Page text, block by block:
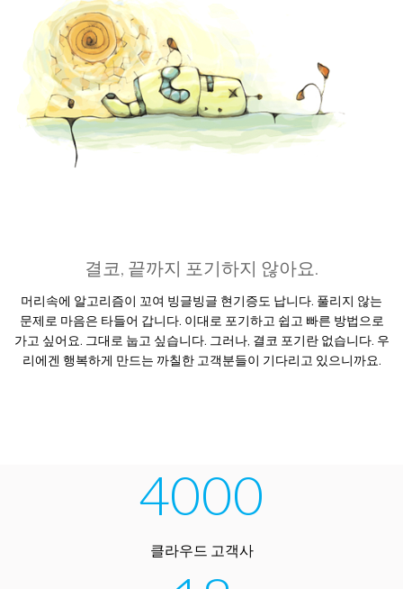
결코, 끝까지 포기하지 않아요.
머리속에 알고리즘이 꼬여 빙글빙글 현기증도 납니다. 풀리지 않는
문제로 마음은 타들어 갑니다. 이대로 포기하고 쉽고 빠른 방법으로
가고 싶어요. 그대로 눕고 싶습니다. 그러나, 결코 포기란 없습니다. 우
리에겐 행복하게 만드는 까칠한 고객분들이 기다리고 있으니까요.
4000
클라우드 고객사